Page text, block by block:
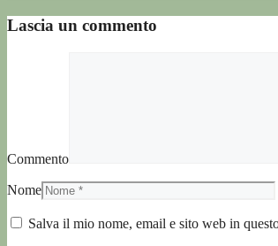
Lascia un commento
Commento
Nome
Salva il mio nome, email e sito web in